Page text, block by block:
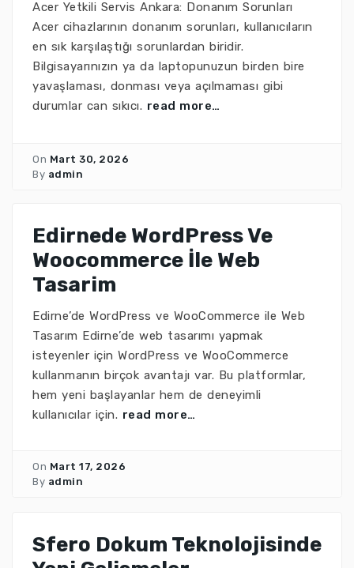
Acer Yetkili Servis Ankara: Donanım Sorunları
Acer cihazlarının donanım sorunları, kullanıcıların
en sık karşılaştığı sorunlardan biridir.
Bilgisayarınızın ya da laptopunuzun birden bire
yavaşlaması, donması veya açılmaması gibi
durumlar can sıkıcı. read more…
On Mart 30, 2026
By admin
Edirnede WordPress Ve
Woocommerce İle Web
Tasarim
Edirne’de WordPress ve WooCommerce ile Web
Tasarım Edirne’de web tasarımı yapmak
isteyenler için WordPress ve WooCommerce
kullanmanın birçok avantajı var. Bu platformlar,
hem yeni başlayanlar hem de deneyimli
kullanıcılar için. read more…
On Mart 17, 2026
By admin
Sfero Dokum Teknolojisinde